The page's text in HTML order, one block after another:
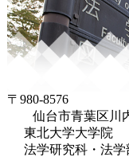
〒980-8576
仙台市青葉区川
東北大学大学院
法学研究科・法学